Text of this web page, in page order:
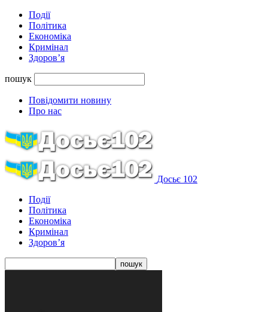
Події
Політика
Економіка
Кримінал
Здоров’я
пошук
Повідомити новину
Про нас
Досьє 102
Події
Політика
Економіка
Кримінал
Здоров’я